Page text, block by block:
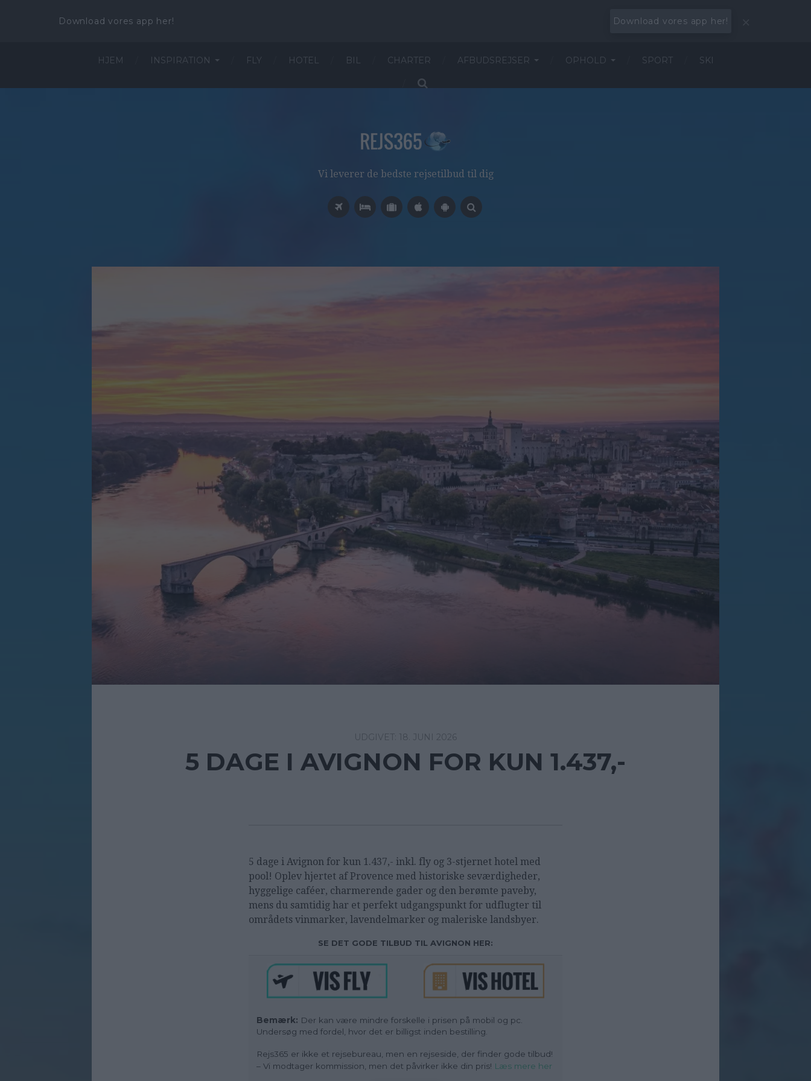
Download vores app her! Download vores app her!
HJEM INSPIRATION FLY HOTEL BIL CHARTER AFBUDSREJSER OPHOLD SPORT SKI
Vi leverer de bedste rejsetilbud til dig
18. JUNI 2026
5 DAGE I AVIGNON FOR KUN 1.437,-
5 dage i Avignon for kun 1.437,- inkl. fly og 3-stjernet hotel med
pool! Oplev hjertet af Provence med historiske seværdigheder,
hyggelige caféer, charmerende gader og den berømte paveby,
mens du samtidig har et perfekt udgangspunkt for udflugter til
områdets vinmarker, lavendelmarker og maleriske landsbyer.
SE DET GODE TILBUD TIL AVIGNON HER:
Bemærk: Der kan være mindre forskelle i prisen på mobil og pc.
Undersøg med fordel, hvor det er billigst inden bestilling.
Rejs365 er ikke et rejsebureau, men en rejseside, der finder gode tilbud!
– Vi modtager kommission, men det påvirker ikke din pris! Læs mere her